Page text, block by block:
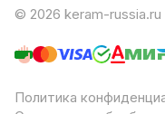
© 2026 keram-russia.ru
Политика